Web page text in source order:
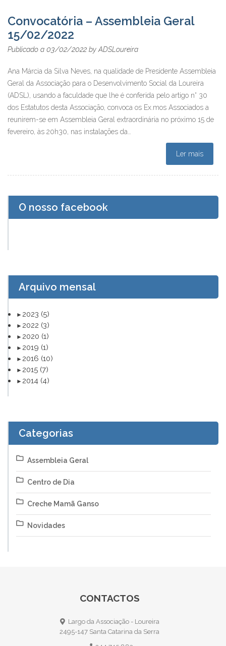
Convocatória – Assembleia Geral
15/02/2022
Publicado a 03/02/2022 by ADSLoureira
Ana Márcia da Silva Neves, na qualidade de Presidente Assembleia
Geral da Associação para o Desenvolvimento Social da Loureira
(ADSL), usando a faculdade que lhe é conferida pelo artigo n° 30
dos Estatutos desta Associação, convoca os Ex.mos Associados a
reunirem-se em Assembleia Geral extraordinária no próximo 15 de
fevereiro, às 20h30, nas instalações da…
Ler mais
O nosso facebook
Arquivo mensal
► 2023 (5)
► 2022 (3)
► 2020 (1)
► 2019 (1)
► 2016 (10)
► 2015 (7)
► 2014 (4)
Categorias
Assembleia Geral
Centro de Dia
Creche Mamã Ganso
Novidades
CONTACTOS
Largo da Associação - Loureira
2495-147 Santa Catarina da Serra